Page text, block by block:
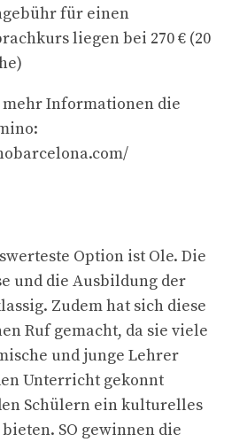
für einen
liegen bei 270 € (20
mehr Informationen die
Option ist Ole. Die
und die Ausbildung der
Zudem hat sich diese
Ruf gemacht, da sie viele
und junge Lehrer
Unterricht gekonnt
Schülern ein kulturelles
SO gewinnen die